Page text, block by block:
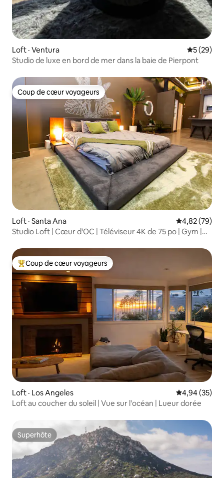
Loft · Ventura Note
5 (29)
Studio de luxe en bord de mer dans la baie de Pierpont
Coup de cœur voyageurs
Coup de cœur voyageurs
Loft · Santa Ana Note
4,82 (79)
Studio Loft | Cœur d'OC | Téléviseur 4K de 75 po | Gym |
Coup de cœur voyageurs parmi les plus aimés
Coup de cœur voyageurs
Loft · Los Angeles Note
4,94 (35)
Loft au coucher du soleil | Vue sur l'océan | Lueur dorée
Superhôte
Superhôte